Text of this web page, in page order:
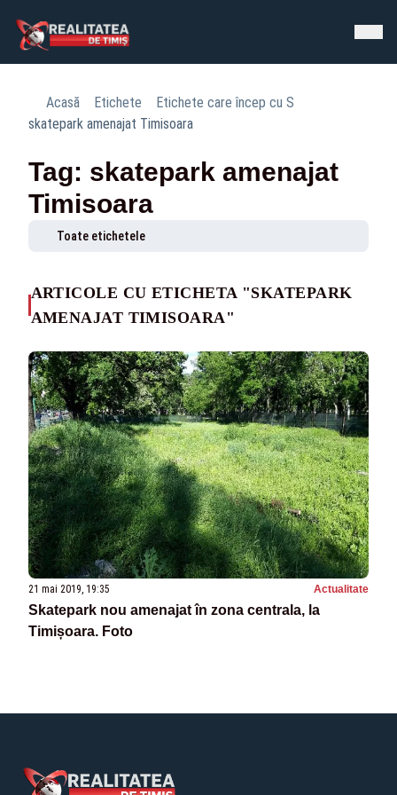
Acasă Etichete
Etichete care încep cu S
skatepark amenajat Timisoara
Tag: skatepark amenajat
Timisoara
Toate etichetele
ARTICOLE CU ETICHETA "SKATEPARK
AMENAJAT TIMISOARA"
21 mai 2019, 19:35 Actualitate
Skatepark nou amenajat în zona centrala, la
Timișoara. Foto